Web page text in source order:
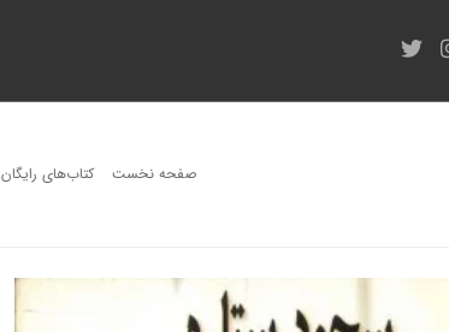
صفحه نخست کتاب‌های رایگان